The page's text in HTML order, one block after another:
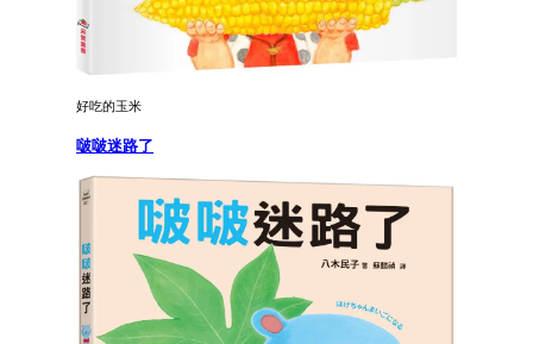
好吃的玉米
啵啵迷路了